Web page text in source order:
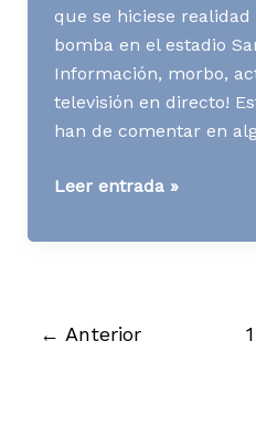
que se hiciese
bomba en el estadio
Información, morbo,
televisión en directo!
han de comentar en
Por
un
Leer entrada »
← Anterior 1